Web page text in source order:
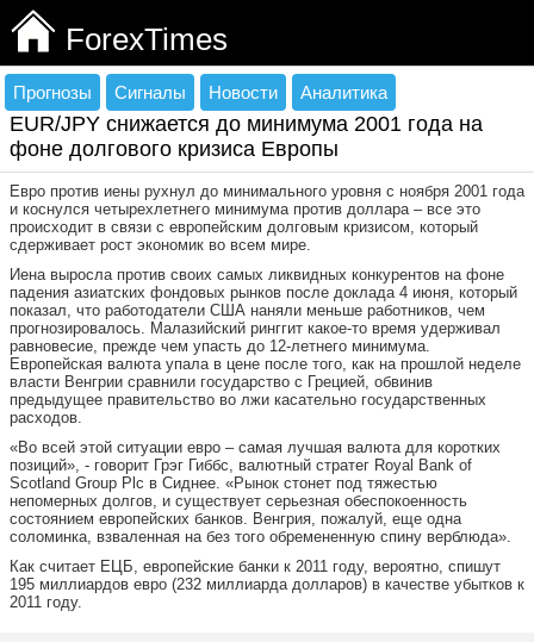
ForexTimes
Прогнозы Сигналы Новости Аналитика
EUR/JPY снижается до минимума 2001 года на
фоне долгового кризиса Европы
Евро против иены рухнул до минимального уровня с ноября 2001 года
и коснулся четырехлетнего минимума против доллара – все это
происходит в связи с европейским долговым кризисом, который
сдерживает рост экономик во всем мире.
Иена выросла против своих самых ликвидных конкурентов на фоне
падения азиатских фондовых рынков после доклада 4 июня, который
показал, что работодатели США наняли меньше работников, чем
прогнозировалось. Малазийский ринггит какое-то время удерживал
равновесие, прежде чем упасть до 12-летнего минимума.
Европейская валюта упала в цене после того, как на прошлой неделе
власти Венгрии сравнили государство с Грецией, обвинив
предыдущее правительство во лжи касательно государственных
расходов.
«Во всей этой ситуации евро – самая лучшая валюта для коротких
позиций», - говорит Грэг Гиббс, валютный стратег Royal Bank of
Scotland Group Plc в Сиднее. «Рынок стонет под тяжестью
непомерных долгов, и существует серьезная обеспокоенность
состоянием европейских банков. Венгрия, пожалуй, еще одна
соломинка, взваленная на без того обремененную спину верблюда».
Как считает ЕЦБ, европейские банки к 2011 году, вероятно, спишут
195 миллиардов евро (232 миллиарда долларов) в качестве убытков к
2011 году.